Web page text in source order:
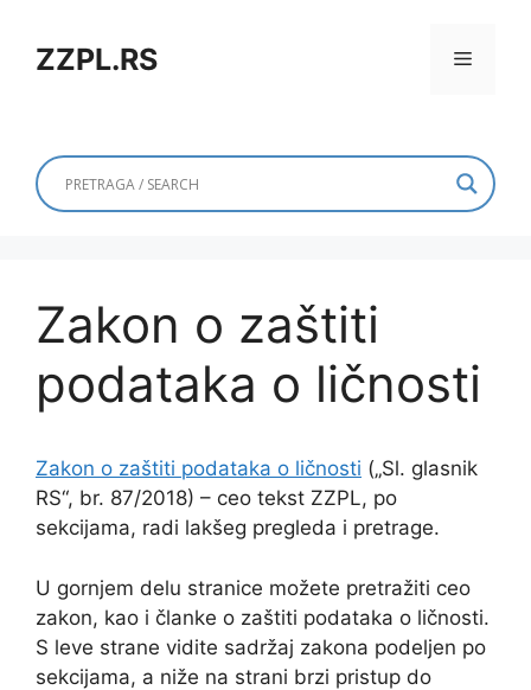
contentZZPL.RS Menu
Zakon o zaštiti
podataka o ličnosti
Zakon o zaštiti podataka o ličnosti („Sl. glasnik
RS“, br. 87/2018) – ceo tekst ZZPL, po
sekcijama, radi lakšeg pregleda i pretrage.
U gornjem delu stranice možete pretražiti ceo
zakon, kao i članke o zaštiti podataka o ličnosti.
S leve strane vidite sadržaj zakona podeljen po
sekcijama, a niže na strani brzi pristup do